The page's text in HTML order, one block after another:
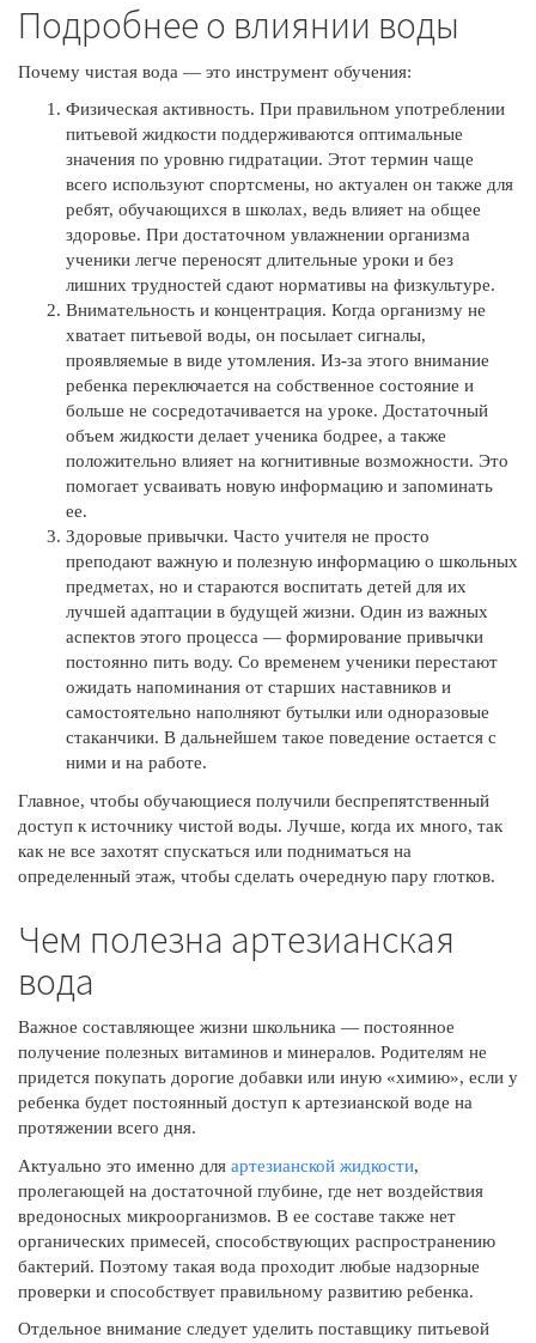
Подробнее о влиянии воды
Почему чистая вода — это инструмент обучения:
Физическая активность. При правильном употреблении
питьевой жидкости поддерживаются оптимальные
значения по уровню гидратации. Этот термин чаще
всего используют спортсмены, но актуален он также для
ребят, обучающихся в школах, ведь влияет на общее
здоровье. При достаточном увлажнении организма
ученики легче переносят длительные уроки и без
лишних трудностей сдают нормативы на физкультуре.
Внимательность и концентрация. Когда организму не
хватает питьевой воды, он посылает сигналы,
проявляемые в виде утомления. Из-за этого внимание
ребенка переключается на собственное состояние и
больше не сосредотачивается на уроке. Достаточный
объем жидкости делает ученика бодрее, а также
положительно влияет на когнитивные возможности. Это
помогает усваивать новую информацию и запоминать
ее.
Здоровые привычки. Часто учителя не просто
преподают важную и полезную информацию о школьных
предметах, но и стараются воспитать детей для их
лучшей адаптации в будущей жизни. Один из важных
аспектов этого процесса — формирование привычки
постоянно пить воду. Со временем ученики перестают
ожидать напоминания от старших наставников и
самостоятельно наполняют бутылки или одноразовые
стаканчики. В дальнейшем такое поведение остается с
ними и на работе.
Главное, чтобы обучающиеся получили беспрепятственный
доступ к источнику чистой воды. Лучше, когда их много, так
как не все захотят спускаться или подниматься на
определенный этаж, чтобы сделать очередную пару глотков.
Чем полезна артезианская
вода
Важное составляющее жизни школьника — постоянное
получение полезных витаминов и минералов. Родителям не
придется покупать дорогие добавки или иную «химию», если у
ребенка будет постоянный доступ к артезианской воде на
протяжении всего дня.
Актуально это именно для артезианской жидкости,
пролегающей на достаточной глубине, где нет воздействия
вредоносных микроорганизмов. В ее составе также нет
органических примесей, способствующих распространению
бактерий. Поэтому такая вода проходит любые надзорные
проверки и способствует правильному развитию ребенка.
Отдельное внимание следует уделить поставщику питьевой